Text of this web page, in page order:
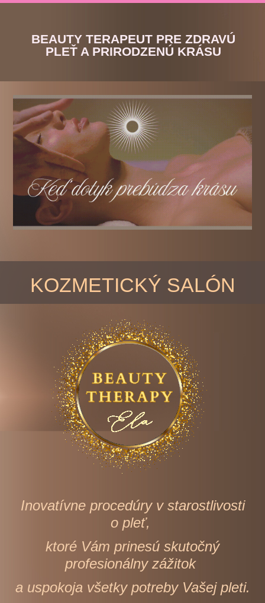
BEAUTY TERAPEUT PRE ZDRAVÚ
PLEŤ A PRIRODZENÚ KRÁSU
KOZMETICKÝ SALÓN
Inovatívne procedúry v starostlivosti
o pleť,
ktoré Vám prinesú skutočný
profesionálny zážitok
a uspokoja všetky potreby Vašej pleti.